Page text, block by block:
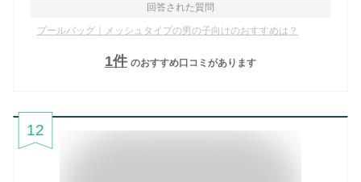
回答された質問
プールバッグ｜メッシュタイプの男の子向けのおすすめは？
1件 のおすすめ口コミがあります
12